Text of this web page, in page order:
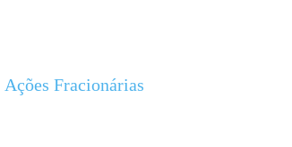
Ações Fracionárias